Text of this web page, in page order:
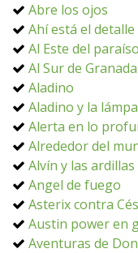
Abre los ojos
Ahí está el detalle
Al Este del paraíso
Al Sur de Granada
Aladino
Aladino y la
Alerta en lo
Alrededor del
Alvín y las ardillas
Angel de fuego
Asterix contra
Austin power en
Aventuras de